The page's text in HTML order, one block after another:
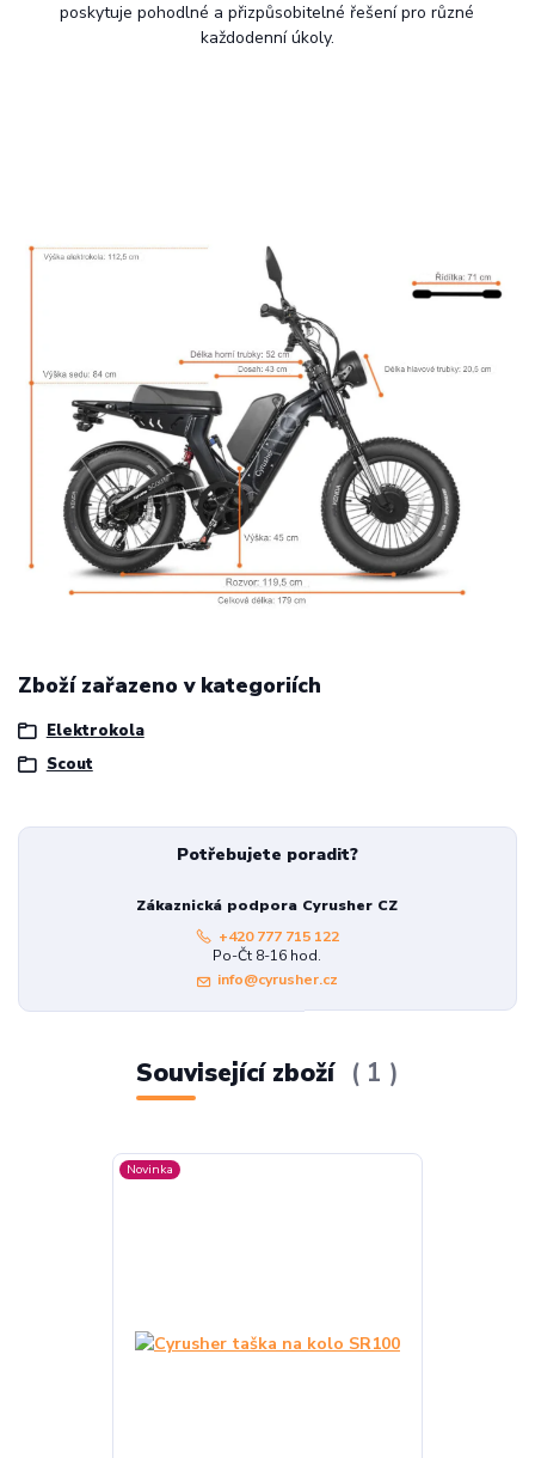
poskytuje pohodlné a přizpůsobitelné řešení pro různé
každodenní úkoly.
Zboží zařazeno v kategoriích
Elektrokola
Scout
Potřebujete poradit?
Zákaznická podpora Cyrusher CZ
+420 777 715 122
Po-Čt 8-16 hod.
info@cyrusher.cz
Související zboží 1
Novinka